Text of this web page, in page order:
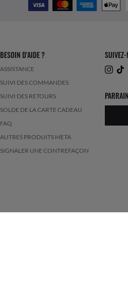
BESOIN D'AIDE ?
ASSISTANCE
SUIVI DES COMMANDES
SUIVI DES RETOURS
SOLDE DE LA CARTE CADEAU
FAQ
AUTRES PRODUITS META
SIGNALER UNE CONTREFAÇON